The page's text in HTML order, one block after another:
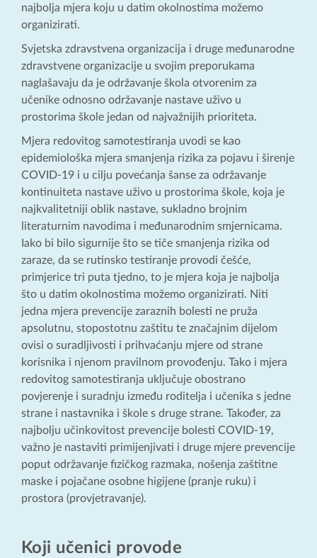
najbolja mjera koju u datim okolnostima možemo
organizirati.
Svjetska zdravstvena organizacija i druge međunarodne
zdravstvene organizacije u svojim preporukama
naglašavaju da je održavanje škola otvorenim za
učenike odnosno održavanje nastave uživo u
prostorima škole jedan od najvažnijih prioriteta.
Mjera redovitog samotestiranja uvodi se kao
epidemiološka mjera smanjenja rizika za pojavu i širenje
COVID-19 i u cilju povećanja šanse za održavanje
kontinuiteta nastave uživo u prostorima škole, koja je
najkvalitetniji oblik nastave, sukladno brojnim
literaturnim navodima i međunarodnim smjernicama.
Iako bi bilo sigurnije što se tiče smanjenja rizika od
zaraze, da se rutinsko testiranje provodi češće,
primjerice tri puta tjedno, to je mjera koja je najbolja
što u datim okolnostima možemo organizirati. Niti
jedna mjera prevencije zaraznih bolesti ne pruža
apsolutnu, stopostotnu zaštitu te značajnim dijelom
ovisi o suradljivosti i prihvaćanju mjere od strane
korisnika i njenom pravilnom provođenju. Tako i mjera
redovitog samotestiranja uključuje obostrano
povjerenje i suradnju između roditelja i učenika s jedne
strane i nastavnika i škole s druge strane. Također, za
najbolju učinkovitost prevencije bolesti COVID-19,
važno je nastaviti primijenjivati i druge mjere prevencije
poput održavanje fizičkog razmaka, nošenja zaštitne
maske i pojačane osobne higijene (pranje ruku) i
prostora (provjetravanje).
Koji učenici provode